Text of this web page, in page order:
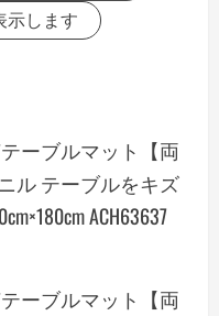
示します
ーブルマット【両
ル テーブルをキズ
ACH63637
ーブルマット【両